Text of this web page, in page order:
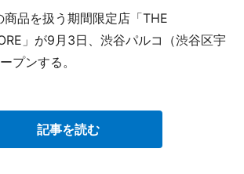
商品を扱う期間限定店「THE
」が9月3日、渋谷パルコ（渋谷区宇
プンする。
記事を読む